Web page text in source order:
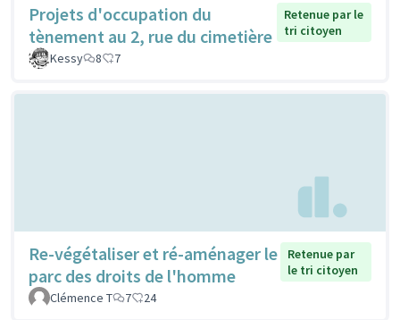
Projets d'occupation du
tènement au 2, rue du cimetière
Retenue par le
tri citoyen
Kessy
8 7
Re-végétaliser et ré-aménager le
parc des droits de l'homme
Retenue par
le tri citoyen
Clémence T
7 24